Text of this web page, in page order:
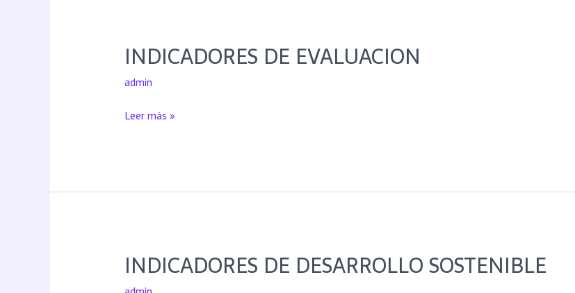
INDICADORES DE EVALUACION
admin
Leer más »
INDICADORES DE DESARROLLO SOSTENIBLE